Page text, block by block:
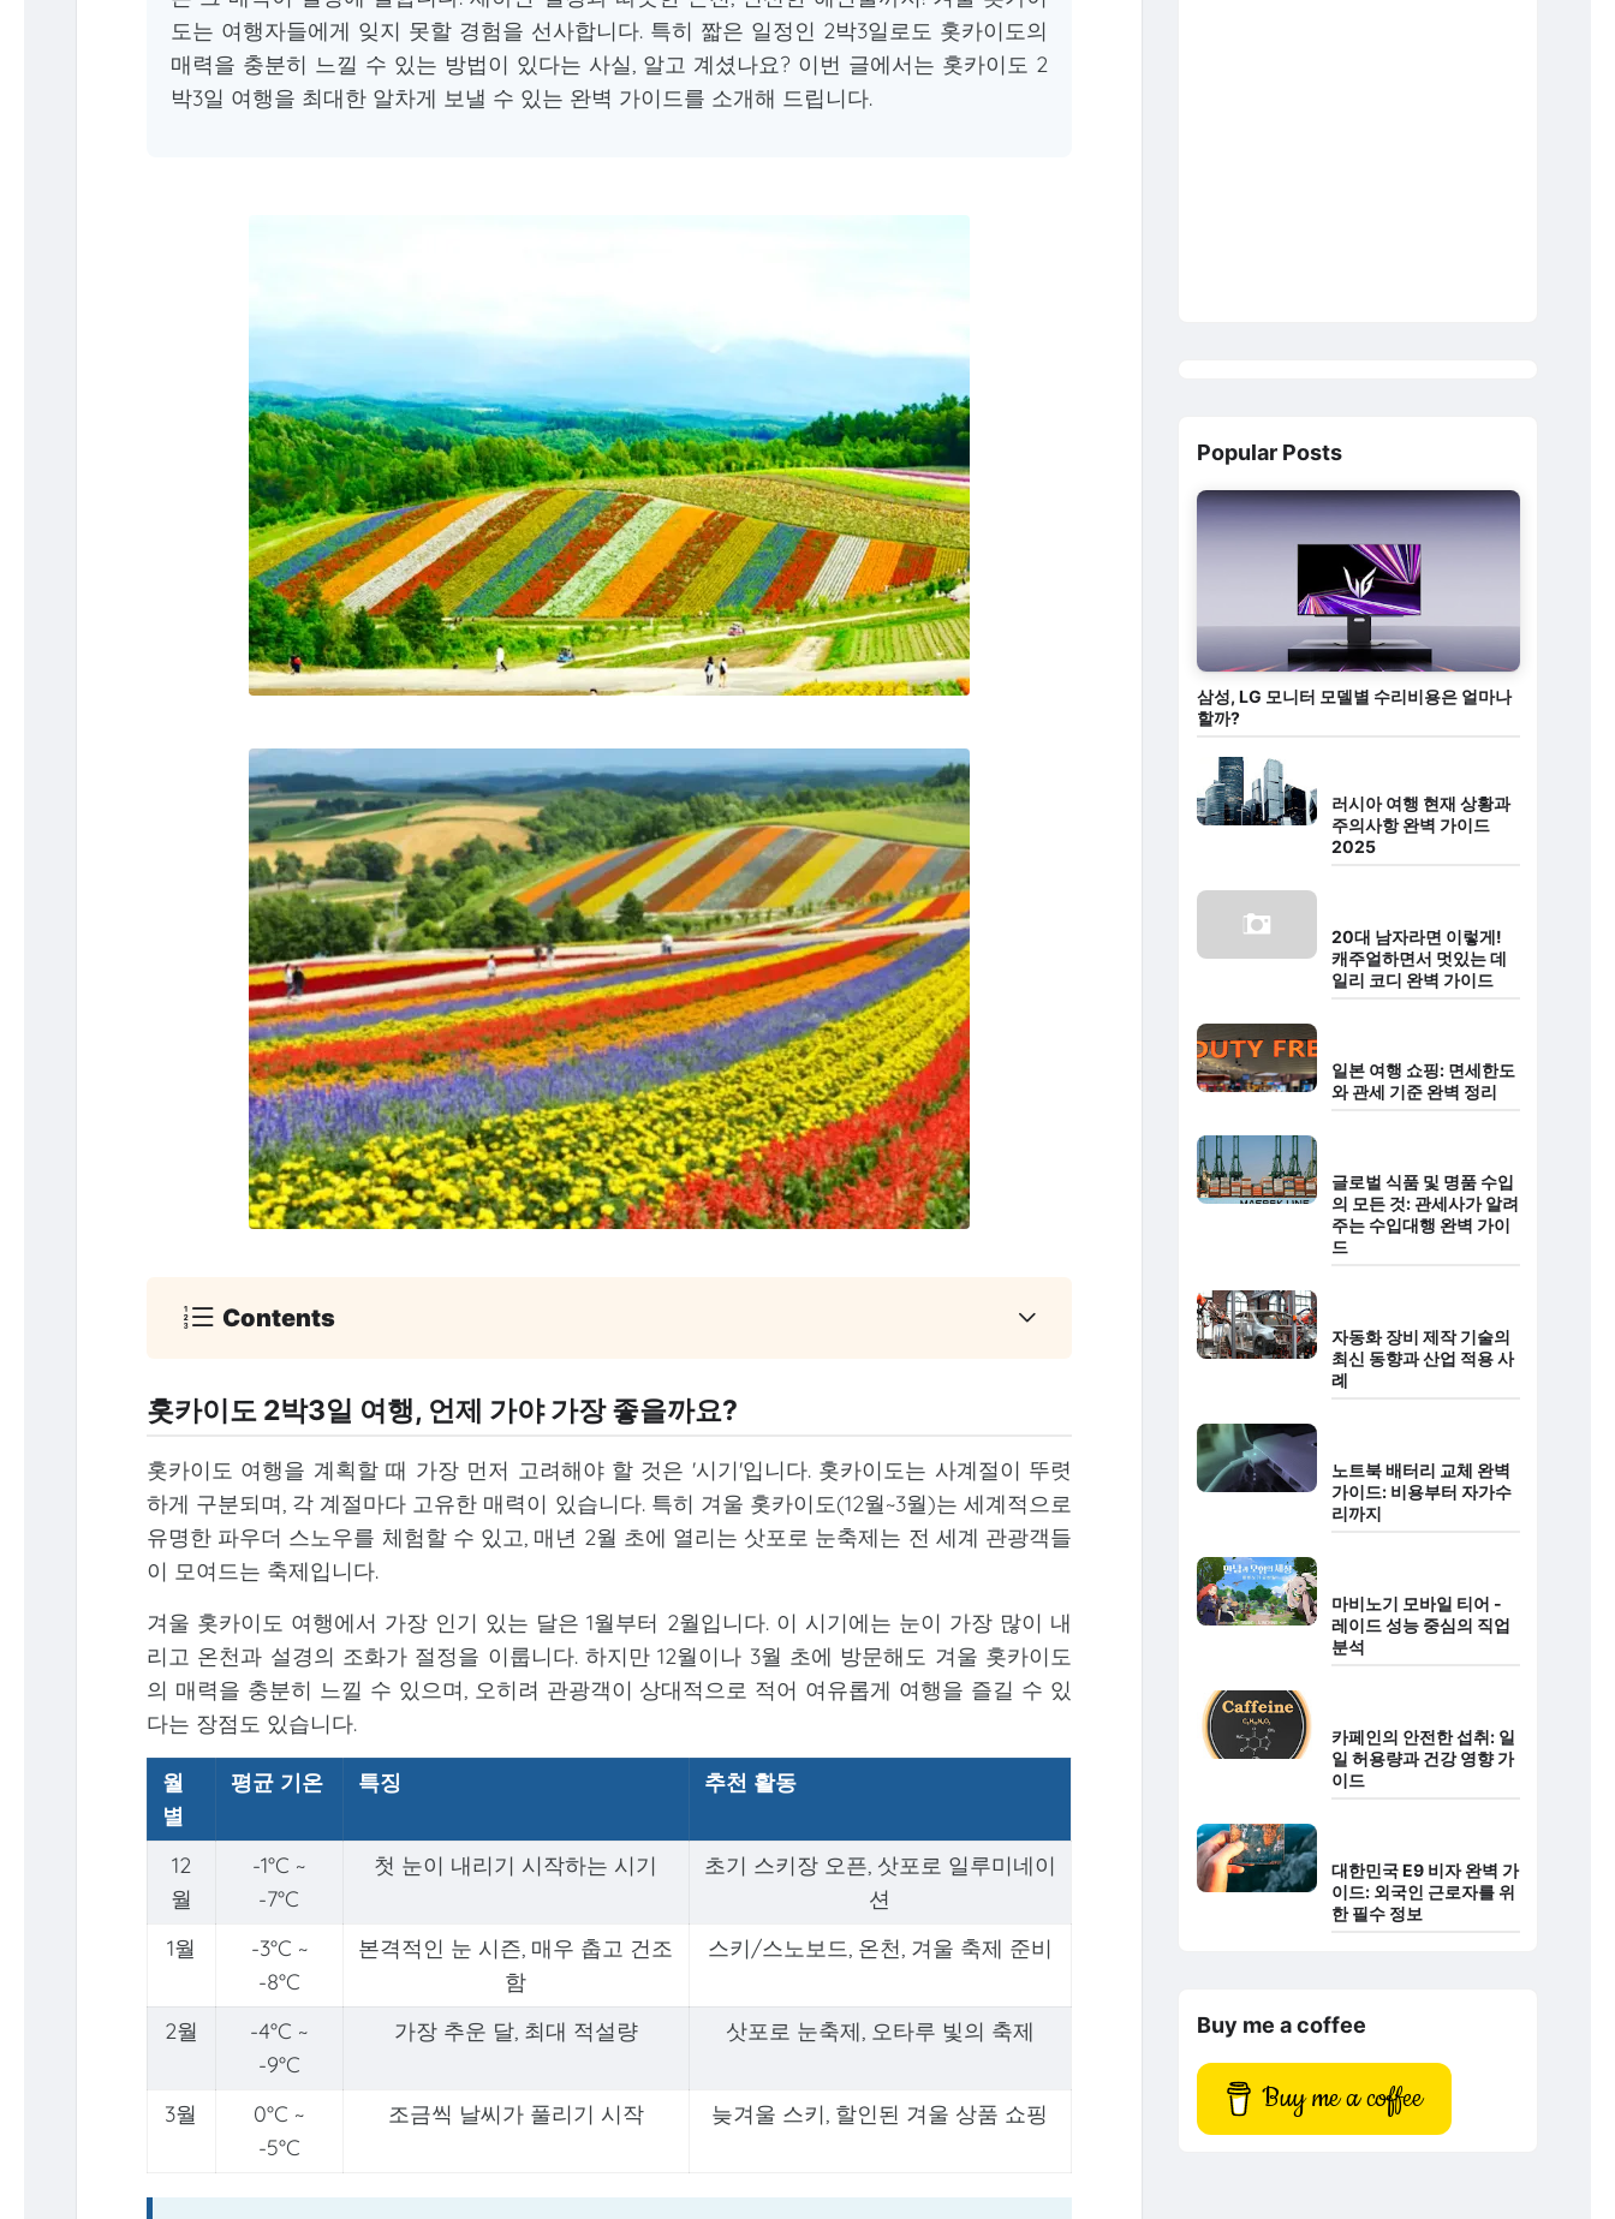
도는 여행자들에게 잊지 못할 경험을 선사합니다. 특히 짧은 일정인 2박3일로도 홋카이도의
매력을 충분히 느낄 수 있는 방법이 있다는 사실, 알고 계셨나요? 이번 글에서는 홋카이도 2
박3일 여행을 최대한 알차게 보낼 수 있는 완벽 가이드를 소개해 드립니다.
Contents
홋카이도 2박3일 여행, 언제 가야 가장 좋을까요?
홋카이도 여행을 계획할 때 가장 먼저 고려해야 할 것은 '시기'입니다. 홋카이도는 사계절이 뚜렷
하게 구분되며, 각 계절마다 고유한 매력이 있습니다. 특히 겨울 홋카이도(12월~3월)는 세계적으로
유명한 파우더 스노우를 체험할 수 있고, 매년 2월 초에 열리는 삿포로 눈축제는 전 세계 관광객들
이 모여드는 축제입니다.
겨울 홋카이도 여행에서 가장 인기 있는 달은 1월부터 2월입니다. 이 시기에는 눈이 가장 많이 내
리고 온천과 설경의 조화가 절정을 이룹니다. 하지만 12월이나 3월 초에 방문해도 겨울 홋카이도
의 매력을 충분히 느낄 수 있으며, 오히려 관광객이 상대적으로 적어 여유롭게 여행을 즐길 수 있
다는 장점도 있습니다.
월
별
평균 기온 특징 추천 활동
12
월
-1°C ~
-7°C
첫 눈이 내리기 시작하는 시기
초기 스키장 오픈, 삿포로 일루미네이
션
1월
-3°C ~
-8°C
본격적인 눈 시즌, 매우 춥고 건조
함
스키/스노보드, 온천, 겨울 축제 준비
2월
-4°C ~
-9°C
가장 추운 달, 최대 적설량 삿포로 눈축제, 오타루 빛의 축제
3월
0°C ~
-5°C
조금씩 날씨가 풀리기 시작 늦겨울 스키, 할인된 겨울 상품 쇼핑
Popular Posts
삼성, LG 모니터 모델별 수리비용은 얼마나
할까?
러시아 여행 현재 상황과
주의사항 완벽 가이드
2025
20대 남자라면 이렇게!
캐주얼하면서 멋있는 데
일리 코디 완벽 가이드
일본 여행 쇼핑: 면세한도
와 관세 기준 완벽 정리
글로벌 식품 및 명품 수입
의 모든 것: 관세사가 알려
주는 수입대행 완벽 가이
드
자동화 장비 제작 기술의
최신 동향과 산업 적용 사
례
노트북 배터리 교체 완벽
가이드: 비용부터 자가수
리까지
마비노기 모바일 티어 -
레이드 성능 중심의 직업
분석
카페인의 안전한 섭취: 일
일 허용량과 건강 영향 가
이드
대한민국 E9 비자 완벽 가
이드: 외국인 근로자를 위
한 필수 정보
Buy me a coffee
Buy me a coffee